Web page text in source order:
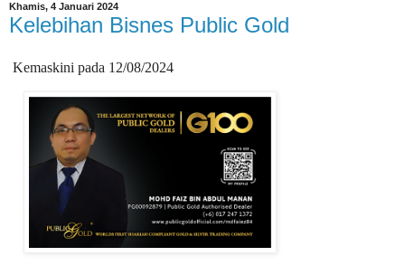
Khamis, 4 Januari 2024
Kelebihan Bisnes Public Gold
Kemaskini pada 12/08/2024